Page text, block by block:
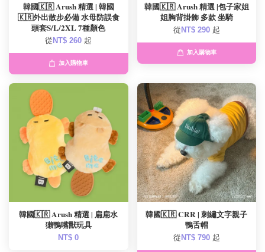
韓國🇰🇷 Arush 精選 | 韓國
🇰🇷外出散步必備 水母防誤食
頭套S/L/2XL 7種顏色
從 NT$ 260 起
加入購物車
韓國🇰🇷 Arush 精選 |包子家姐
姐胸背掛飾 多款 坐騎
從 NT$ 290 起
加入購物車
韓國🇰🇷 Arush 精選 | 扁扁水
獺鴨嘴獸玩具
NT$ 0
韓國🇰🇷 CRR | 刺繡文字親子
鴨舌帽
從 NT$ 790 起